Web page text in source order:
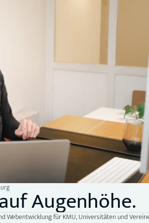
Augenhöhe.
Webentwicklung für KMU, Universitäten und